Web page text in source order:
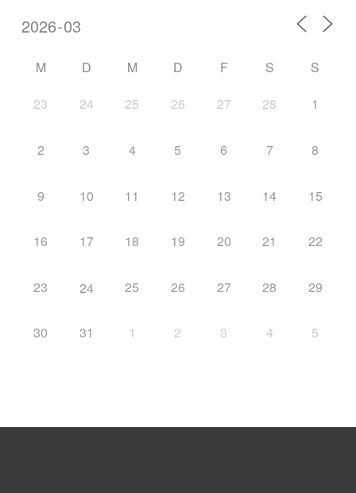
M D M D F S S
23 24 25 26 27 28 1
2 3 4 5 6 7 8
9 10 11 12 13 14 15
16 17 18 19 20 21 22
23 24 25 26 27 28 29
30 31 1 2 3 4 5